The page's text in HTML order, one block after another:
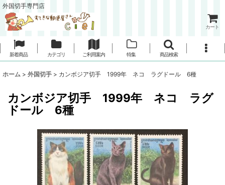
外国切手専門店
カート
新着商品 カテゴリ ご利用案内 特集 商品検索
ホーム > 外国切手 > カンボジア切手 1999年 ネコ ラグドール 6種
カンボジア切手 1999年 ネコ ラグ
ドール 6種